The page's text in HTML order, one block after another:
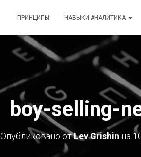
ПРИНЦИПЫ НАВЫКИ АНАЛИТИКА
boy-selling-
Опубликовано отLev Grishin на